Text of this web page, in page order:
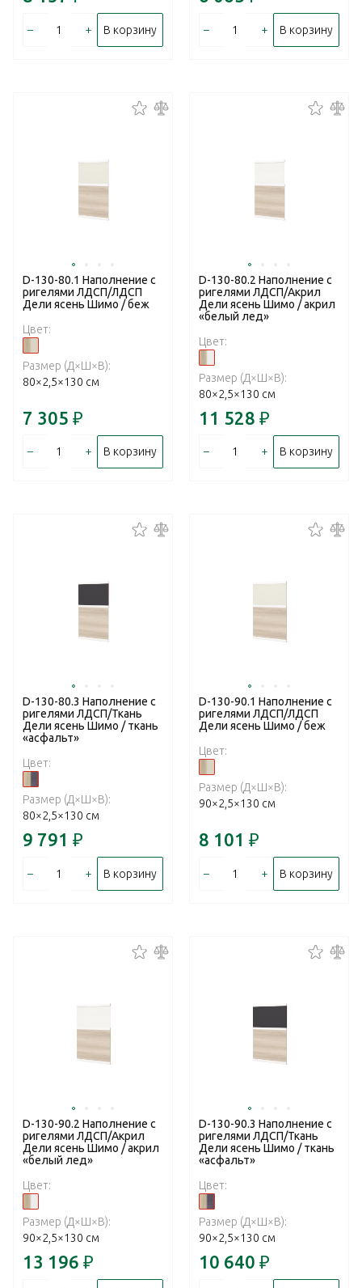
– + В корзину – + В корзину
D-130-80.1 Наполнение с
ригелями ЛДСП/ЛДСП
Дели ясень Шимо / беж
Цвет:
Размер (Д×Ш×В):
80×2,5×130 см
7 305 ₽
– + В корзину
D-130-80.2 Наполнение с
ригелями ЛДСП/Акрил
Дели ясень Шимо / акрил
«белый лед»
Цвет:
Размер (Д×Ш×В):
80×2,5×130 см
11 528 ₽
– + В корзину
D-130-80.3 Наполнение с
ригелями ЛДСП/Ткань
Дели ясень Шимо / ткань
«асфальт»
Цвет:
Размер (Д×Ш×В):
80×2,5×130 см
9 791 ₽
– + В корзину
D-130-90.1 Наполнение с
ригелями ЛДСП/ЛДСП
Дели ясень Шимо / беж
Цвет:
Размер (Д×Ш×В):
90×2,5×130 см
8 101 ₽
– + В корзину
D-130-90.2 Наполнение с
ригелями ЛДСП/Акрил
Дели ясень Шимо / акрил
«белый лед»
Цвет:
Размер (Д×Ш×В):
90×2,5×130 см
13 196 ₽
D-130-90.3 Наполнение с
ригелями ЛДСП/Ткань
Дели ясень Шимо / ткань
«асфальт»
Цвет:
Размер (Д×Ш×В):
90×2,5×130 см
10 640 ₽